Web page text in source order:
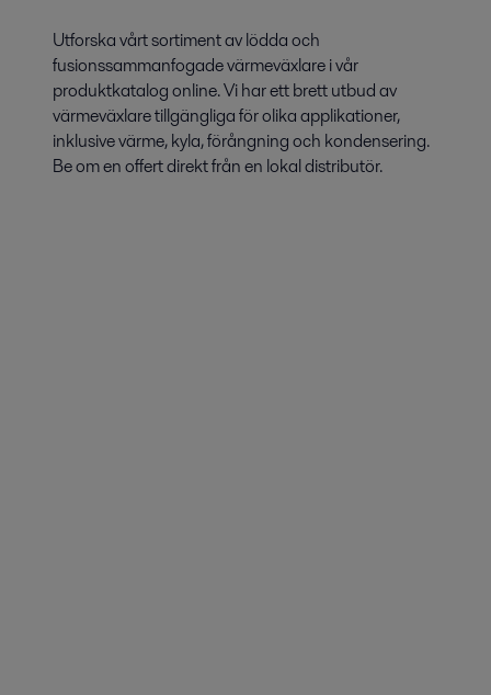
Utforska vårt sortiment av lödda och
fusionssammanfogade värmeväxlare i vår
produktkatalog online. Vi har ett brett utbud av
värmeväxlare tillgängliga för olika applikationer,
inklusive värme, kyla, förångning och kondensering.
Be om en offert direkt från en lokal distributör.